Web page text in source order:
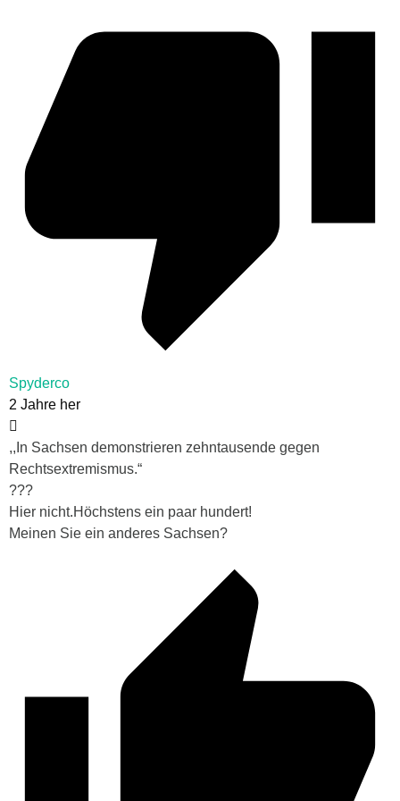
Spyderco
2 Jahre her
,,In Sachsen demonstrieren zehntausende gegen
Rechtsextremismus.“
???
Hier nicht.Höchstens ein paar hundert!
Meinen Sie ein anderes Sachsen?